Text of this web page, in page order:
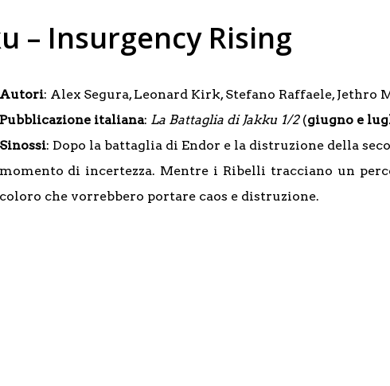
– Insurgency Rising
Autori: Alex Segura, Leonard Kirk, Stefano Raffaele, Jethro
Pubblicazione italiana: La Battaglia di Jakku 1/2 (giugno e
Sinossi: Dopo la battaglia di Endor e la distruzione della
momento di incertezza. Mentre i Ribelli tracciano un
coloro che vorrebbero portare caos e distruzione.